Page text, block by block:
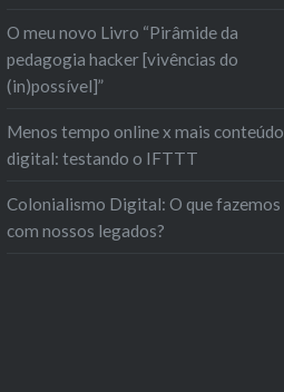
O meu novo Livro “Pirâmide da
pedagogia hacker [vivências do
(in)possível]”
Menos tempo online x mais conteúdo
digital: testando o IFTTT
Colonialismo Digital: O que fazemos
com nossos legados?